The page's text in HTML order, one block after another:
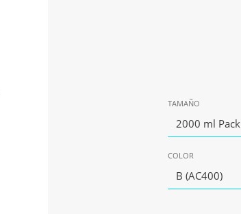
TAMAÑO
2000 ml Pack
COLOR
B (AC400)